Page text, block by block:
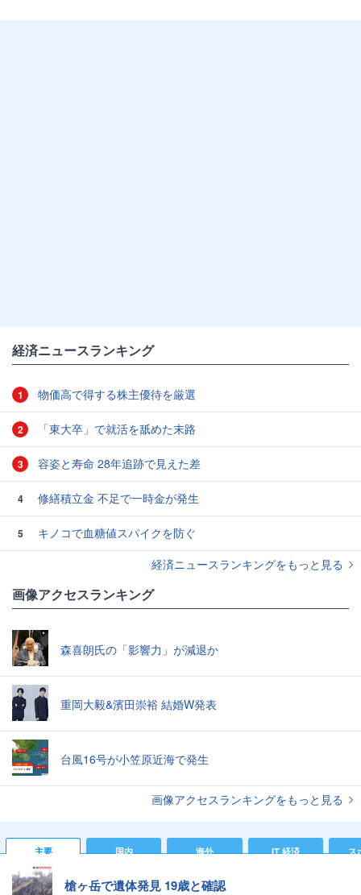
経済ニュースランキング
1 物価高で得する株主優待を厳選
2 「東大卒」で就活を舐めた末路
3 容姿と寿命 28年追跡で見えた差
4 修繕積立金 不足で一時金が発生
5
キノコで血糖値スパイクを防ぐ
経済ニュースランキングをもっと見る
画像アクセスランキング
森喜朗氏の「影響力」が減退か
重岡大毅&濱田崇裕 結婚W発表
台風16号が小笠原近海で発生
画像アクセスランキングをもっと見る
主要 国内 海外 IT 経済 ス
槍ヶ岳で遺体発見 19歳と確認